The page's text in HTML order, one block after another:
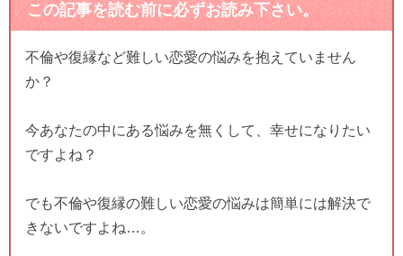
この記事を読む前に必ずお読み下さい。
不倫や復縁など難しい恋愛の悩みを抱えていません
か？
今あなたの中にある悩みを無くして、幸せになりたい
ですよね？
でも不倫や復縁の難しい恋愛の悩みは簡単には解決で
きないですよね…。